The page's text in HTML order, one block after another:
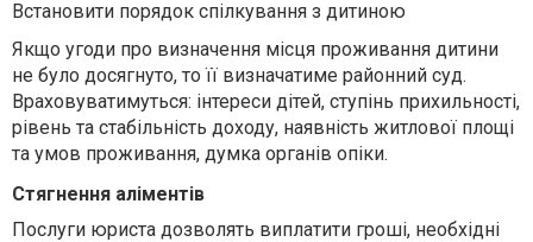
Встановити порядок спілкування з дитиною
Якщо угоди про визначення місця проживання дитини
не було досягнуто, то її визначатиме районний суд.
Враховуватимуться: інтереси дітей, ступінь прихильності,
рівень та стабільність доходу, наявність житлової площі
та умов проживання, думка органів опіки.
Стягнення аліментів
Послуги юриста дозволять виплатити гроші, необхідні